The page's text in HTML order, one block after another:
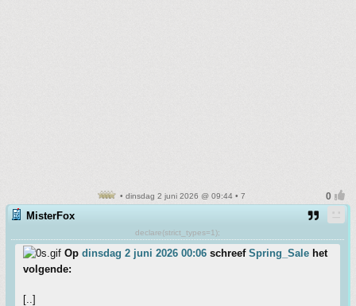
• dinsdag 2 juni 2026 @ 09:44 • 7
MisterFox
declare(strict_types=1);
Op dinsdag 2 juni 2026 00:06 schreef Spring_Sale het
volgende:
[..]